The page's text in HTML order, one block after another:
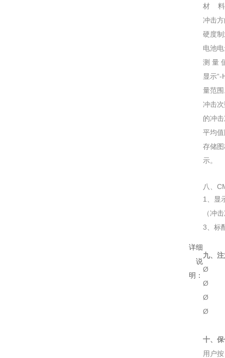
详细
说
明：
材 料
冲击
硬度
电池
测 量
显示
量范
冲击
的冲
平均
存储
示。
八、
1、显
（冲
3、标
九、
Ø 本
Ø 打
Ø 不
Ø 如
十、
用户